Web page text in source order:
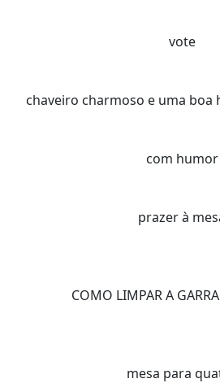
vote
chaveiro charmoso e uma
com humor
prazer à
COMO LIMPAR A
mesa para